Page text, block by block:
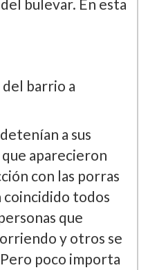
bulevar. En esta
barrio a
a sus
aparecieron
con las porras
todos
que
y otros se
poco importa